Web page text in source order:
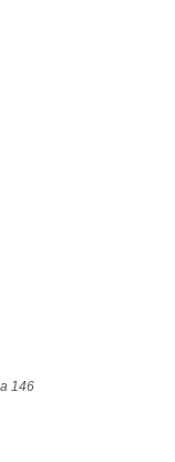
146